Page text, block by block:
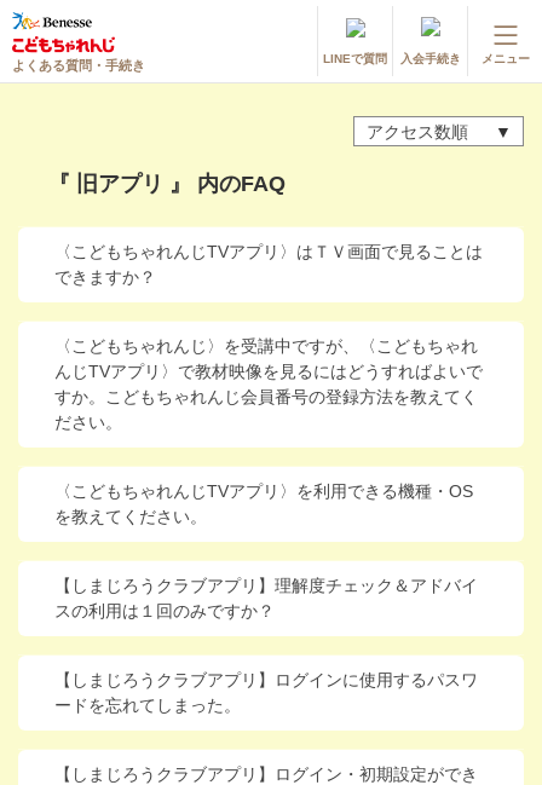
よくある質問・手続き LINEで質問 入会手続き メニュー
よくある質問・お問い合わせ
カテゴリーから探す
お問い合わせ窓口
他の講座のよくある質問・手続きはこちら
進研ゼミ 小学講座
進研ゼミ 中学講座
進研ゼミ 中学講座 中高一貫
進研ゼミ 高校講座
こどもちゃれんじのご紹介はこちら
アクセス数順
『 旧アプリ 』 内のFAQ
〈こどもちゃれんじTVアプリ〉はＴＶ画面で見ることは
できますか？
〈こどもちゃれんじ〉を受講中ですが、〈こどもちゃれ
んじTVアプリ〉で教材映像を見るにはどうすればよいで
すか。こどもちゃれんじ会員番号の登録方法を教えてく
ださい。
〈こどもちゃれんじTVアプリ〉を利用できる機種・OS
を教えてください。
【しまじろうクラブアプリ】理解度チェック＆アドバイ
スの利用は１回のみですか？
【しまじろうクラブアプリ】ログインに使用するパスワ
ードを忘れてしまった。
【しまじろうクラブアプリ】ログイン・初期設定ができ